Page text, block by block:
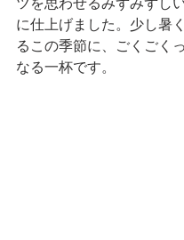
に仕上げました。少し暑
るこの季節に、ごくごく
なる一杯です。